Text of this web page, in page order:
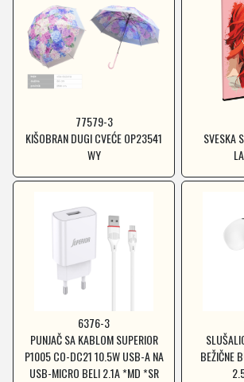
77579-3
KIŠOBRAN DUGI CVEĆE OP23541
WY
SVESKA
6376-3
PUNJAČ SA KABLOM SUPERIOR
P1005 CO-DC21 10.5W USB-A NA
USB-MICRO BELI 2.1A *MD *SR
BEŽIČNE